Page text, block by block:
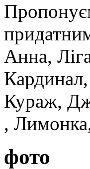
Анна,
Кураж,
,
фото